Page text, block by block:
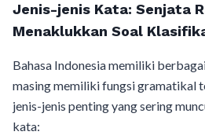
Jenis-jenis Kata: Senjata
Menaklukkan Soal
Bahasa Indonesia memiliki
masing memiliki fungsi gramatikal
jenis-jenis penting yang sering
kata: